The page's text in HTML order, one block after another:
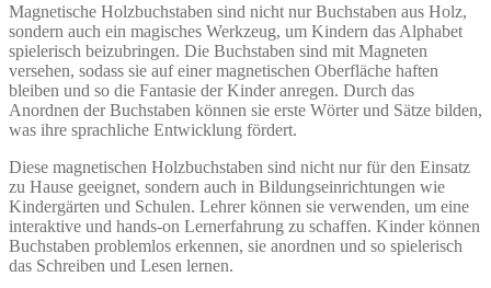
Magnetische Holzbuchstaben sind nicht nur Buchstaben aus Holz,
sondern auch ein magisches Werkzeug, um Kindern das Alphabet
spielerisch beizubringen. Die Buchstaben sind mit Magneten
versehen, sodass sie auf einer magnetischen Oberfläche haften
bleiben und so die Fantasie der Kinder anregen. Durch das
Anordnen der Buchstaben können sie erste Wörter und Sätze bilden,
was ihre sprachliche Entwicklung fördert.
Diese magnetischen Holzbuchstaben sind nicht nur für den Einsatz
zu Hause geeignet, sondern auch in Bildungseinrichtungen wie
Kindergärten und Schulen. Lehrer können sie verwenden, um eine
interaktive und hands-on Lernerfahrung zu schaffen. Kinder können
Buchstaben problemlos erkennen, sie anordnen und so spielerisch
das Schreiben und Lesen lernen.